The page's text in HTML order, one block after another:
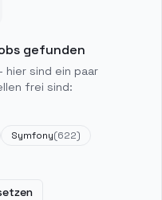
gefunden
hier sind ein paar
frei sind:
Symfony(622)